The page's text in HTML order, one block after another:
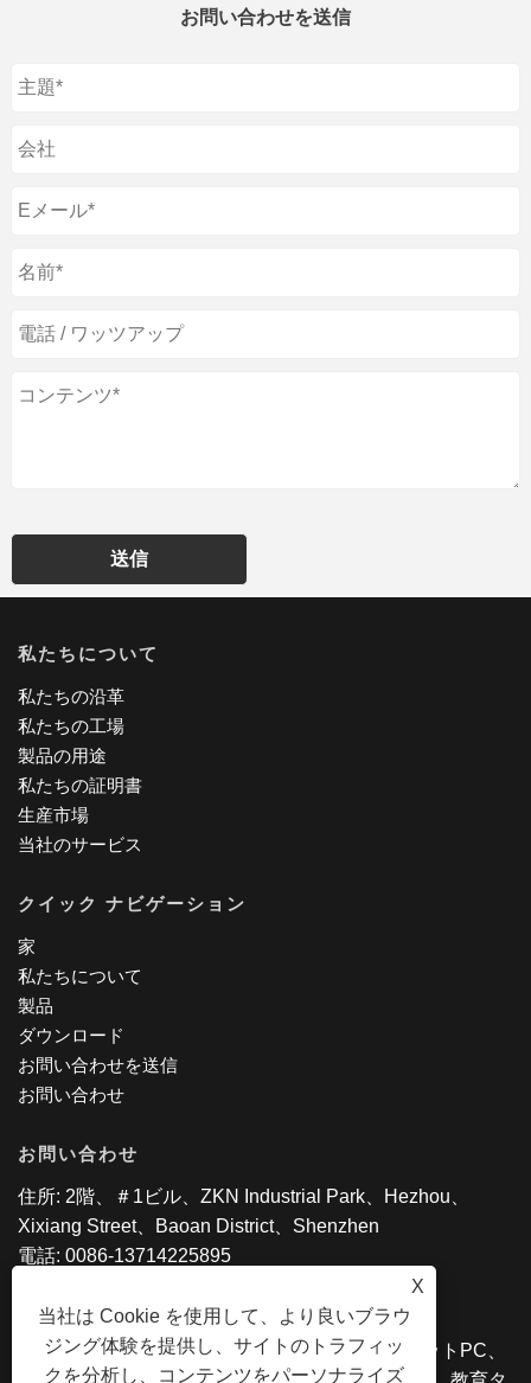
お問い合わせを送信
送信
X
当社は Cookie を使用して、より良いブラウ
ジング体験を提供し、サイトのトラフィッ
クを分析し、コンテンツをパーソナライズ
私たちについて
私たちの沿革
私たちの工場
製品の用途
私たちの証明書
生産市場
当社のサービス
クイック ナビゲーション
家
私たちについて
製品
ダウンロード
お問い合わせを送信
お問い合わせ
お問い合わせ
住所: 2階、＃1ビル、ZKN Industrial Park、Hezhou、
Xixiang Street、Baoan District、Shenzhen
電話: 0086-13714225895
Copyright©2020 SZ TPS Co。、Ltd。 - タブレットPC、